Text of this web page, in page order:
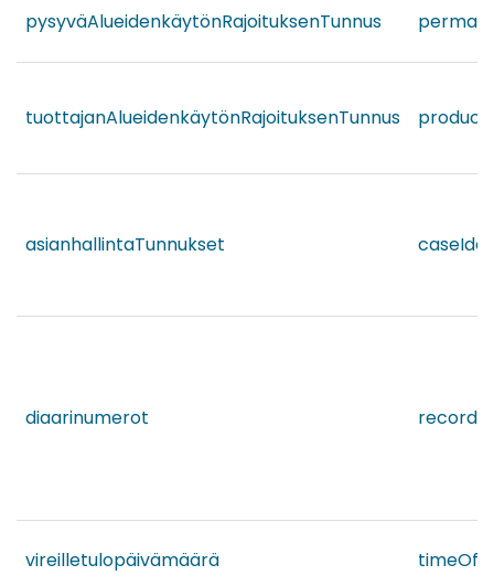
pysyväAlueidenkäytönRajoituksenTunnus
tuottajanAlueidenkäytönRajoituksenTunnus
asianhallintaTunnukset
diaarinumerot
vireilletulopäivämäärä